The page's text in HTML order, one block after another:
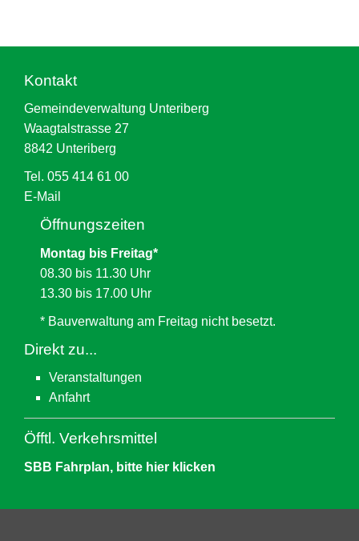
Kontakt
Gemeindeverwaltung Unteriberg
Waagtalstrasse 27
8842 Unteriberg
Tel. 055 414 61 00
E-Mail
Öffnungszeiten
Montag bis Freitag*
08.30 bis 11.30 Uhr
13.30 bis 17.00 Uhr
* Bauverwaltung am Freitag nicht besetzt.
Direkt zu...
Veranstaltungen
Anfahrt
Öfftl. Verkehrsmittel
SBB Fahrplan, bitte hier klicken